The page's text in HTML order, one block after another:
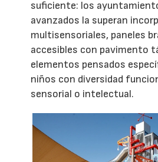
suficiente: los
avanzados la superan
multisensoriales, paneles
accesibles con pavimento
elementos pensados
niños con diversidad
sensorial o intelectual.